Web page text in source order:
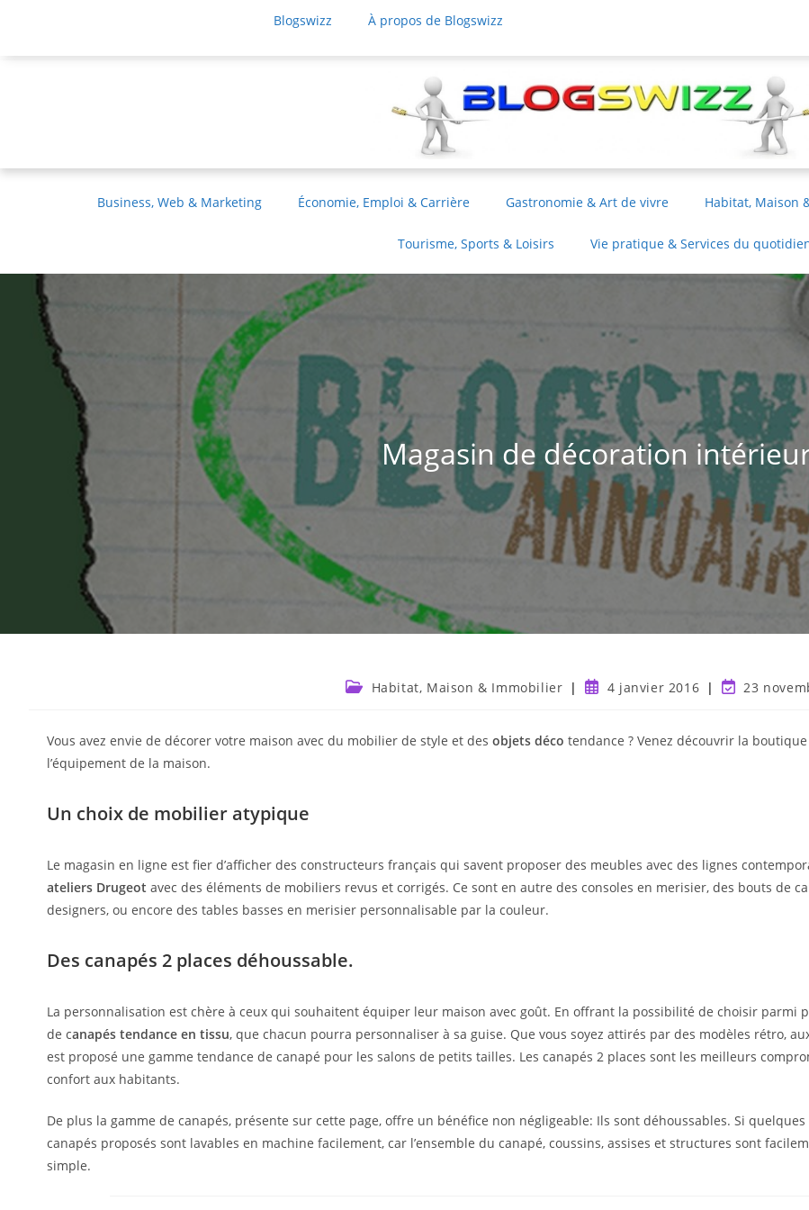
Blogswizz À propos de Blogswizz
Business, Web & Marketing Économie, Emploi & Carrière Gastronomie & Art de vivre Habitat, Maison
Tourisme, Sports & Loisirs Vie pratique & Services du
Magasin de décoration
Habitat, Maison & Immobilier 4 janvier 2016 23
Vous avez envie de décorer votre maison avec du mobilier de style et des objets déco tendance ? Venez découvrir la
l’équipement de la maison.
Un choix de mobilier atypique
Le magasin en ligne est fier d’afficher des constructeurs français qui savent proposer des meubles avec des lignes
ateliers Drugeot avec des éléments de mobiliers revus et corrigés. Ce sont en autre des consoles en merisier, des bouts de
designers, ou encore des tables basses en merisier personnalisable par la couleur.
Des canapés 2 places déhoussable.
La personnalisation est chère à ceux qui souhaitent équiper leur maison avec goût. En offrant la possibilité de choisir parmi
de canapés tendance en tissu, que chacun pourra personnaliser à sa guise. Que vous soyez attirés par des modèles rétro,
est proposé une gamme tendance de canapé pour les salons de petits tailles. Les canapés 2 places sont les meilleurs
confort aux habitants.
De plus la gamme de canapés, présente sur cette page, offre un bénéfice non négligeable: Ils sont déhoussables. Si
canapés proposés sont lavables en machine facilement, car l’ensemble du canapé, coussins, assises et structures sont
simple.